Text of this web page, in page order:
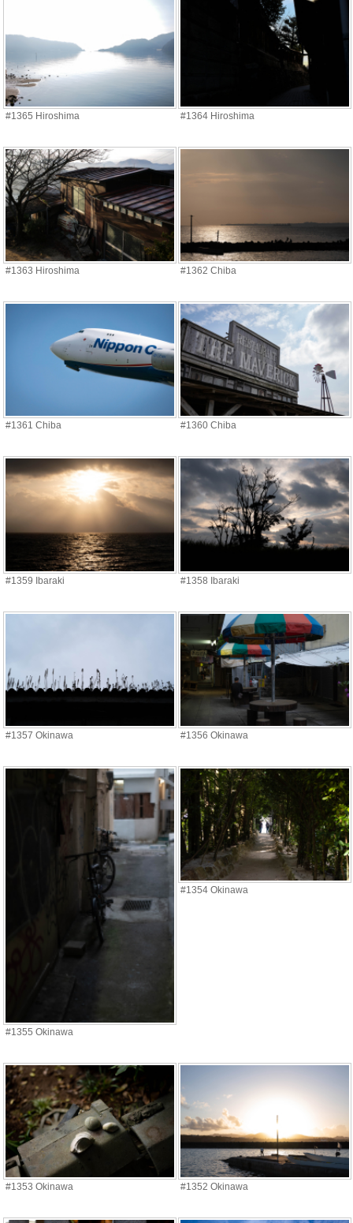
#1365 Hiroshima #1364 Hiroshima
#1363 Hiroshima #1362 Chiba
#1361 Chiba #1360 Chiba
#1359 Ibaraki #1358 Ibaraki
#1357 Okinawa #1356 Okinawa
#1355 Okinawa
#1354 Okinawa
#1353 Okinawa #1352 Okinawa